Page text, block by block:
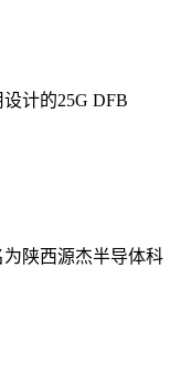
计的25G DFB
陕西源杰半导体科